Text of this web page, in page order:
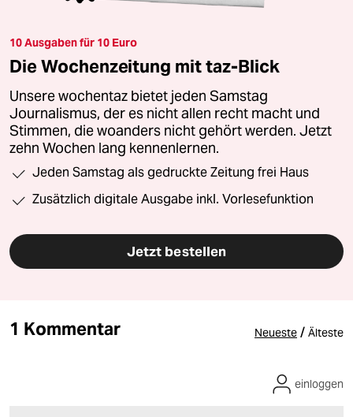
10 Ausgaben für 10 Euro
Die Wochenzeitung mit taz-Blick
Unsere wochentaz bietet jeden Samstag
Journalismus, der es nicht allen recht macht und
Stimmen, die woanders nicht gehört werden. Jetzt
zehn Wochen lang kennenlernen.
Jeden Samstag als gedruckte Zeitung frei Haus
Zusätzlich digitale Ausgabe inkl. Vorlesefunktion
Jetzt bestellen
1 Kommentar Neueste / Älteste
einloggen